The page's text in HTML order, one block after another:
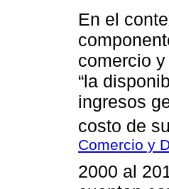
En el
comercio
“la
ingresos
costo de
Comercio y
2000 al